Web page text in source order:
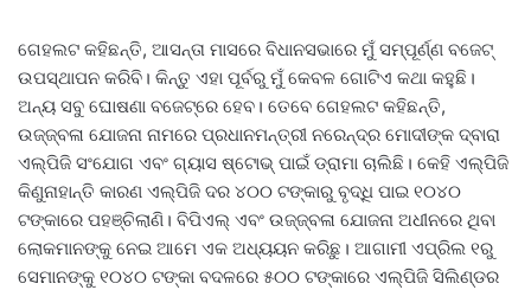
ଗେହଲଟ କହିଛନ୍ତି, ଆସନ୍ତା ମାସରେ ବିଧାନସଭାରେ ମୁଁ ସମ୍ପୂର୍ଣ୍ଣ ବଜେଟ୍‌
ଉପସ୍ଥାପନ କରିବି। କିନ୍ତୁ ଏହା ପୂର୍ବରୁ ମୁଁ କେବଳ ଗୋଟିଏ କଥା ‌କହୁଛି।
ଅନ୍ୟ ସବୁ ଘୋଷଣା ବଜେଟ୍‌ରେ ହେବ। ତେବେ ଗେହଲଟ କହିଛନ୍ତି,
ଉଜ୍ଜ୍ବଳା ଯୋଜନା ନାମରେ ପ୍ରଧାନମନ୍ତ୍ରୀ ନରେନ୍ଦ୍ର ମୋଦୀଙ୍କ ଦ୍ବାରା
ଏଲ୍‌ପିଜି ସଂଯୋଗ ଏବଂ ଗ୍ୟାସ ଷ୍ଟୋଭ୍‌ ପାଇଁ ଡ୍ରାମା ଚାଲିଛି। କେହି ଏଲ୍‌ପିଜି
କିଣୁନାହାନ୍ତି କାରଣ ଏଲ୍‌ପିଜି ଦର ୪୦୦ ଟଙ୍କାରୁ ବୃଦ୍ଧି ପାଇ ୧୦୪୦
ଟଙ୍କାରେ ପହଞ୍ଚିଲାଣି। ବିପିଏଲ୍‌ ଏବଂ ଉଜ୍ଜ୍ବଳା ଯୋଜନା ଅଧୀନରେ ଥିବା
ଲୋକମାନଙ୍କୁ ନେଇ ଆମେ ଏକ ଅଧ୍ୟୟନ କରିଛୁ। ଆଗାମୀ ଏପ୍ରିଲ ୧ରୁ
ସେମାନଙ୍କୁ ୧୦୪୦ ଟଙ୍କା ବଦଳରେ ୫୦୦ ଟଙ୍କାରେ ଏଲ୍‌ପିଜି ସିଲିଣ୍ଡର